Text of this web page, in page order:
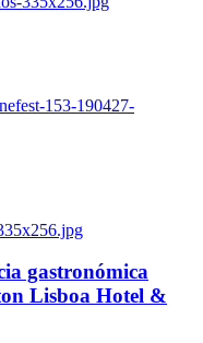
153-190427-
gastronómica
Lisboa Hotel &